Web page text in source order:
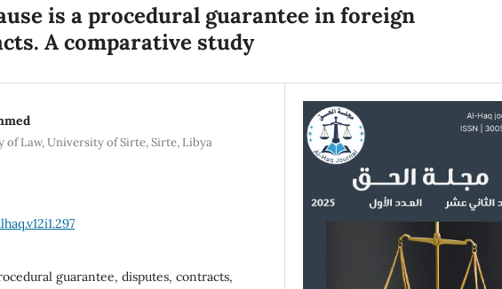
is a procedural guarantee in foreign
A comparative study
of Law, University of Sirte, Sirte, Libya
guarantee, disputes, contracts,